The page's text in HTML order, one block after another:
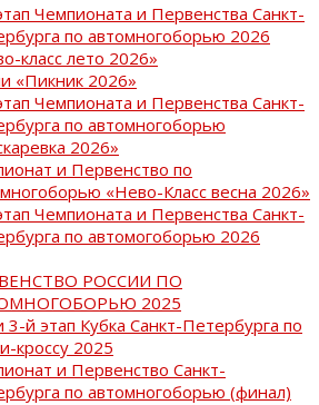
Чемпионата и Первенства Санкт-
по автомногоборью 2026
класс лето 2026»
«Пикник 2026»
Чемпионата и Первенства Санкт-
по автомногоборью
2026»
и Первенство по
«Нево-Класс весна 2026»
Чемпионата и Первенства Санкт-
по автомогоборью 2026
РОССИИ ПО
2025
3-й этап Кубка Санкт-Петербурга по
кроссу 2025
и Первенство Санкт-
по автомногоборью (финал)